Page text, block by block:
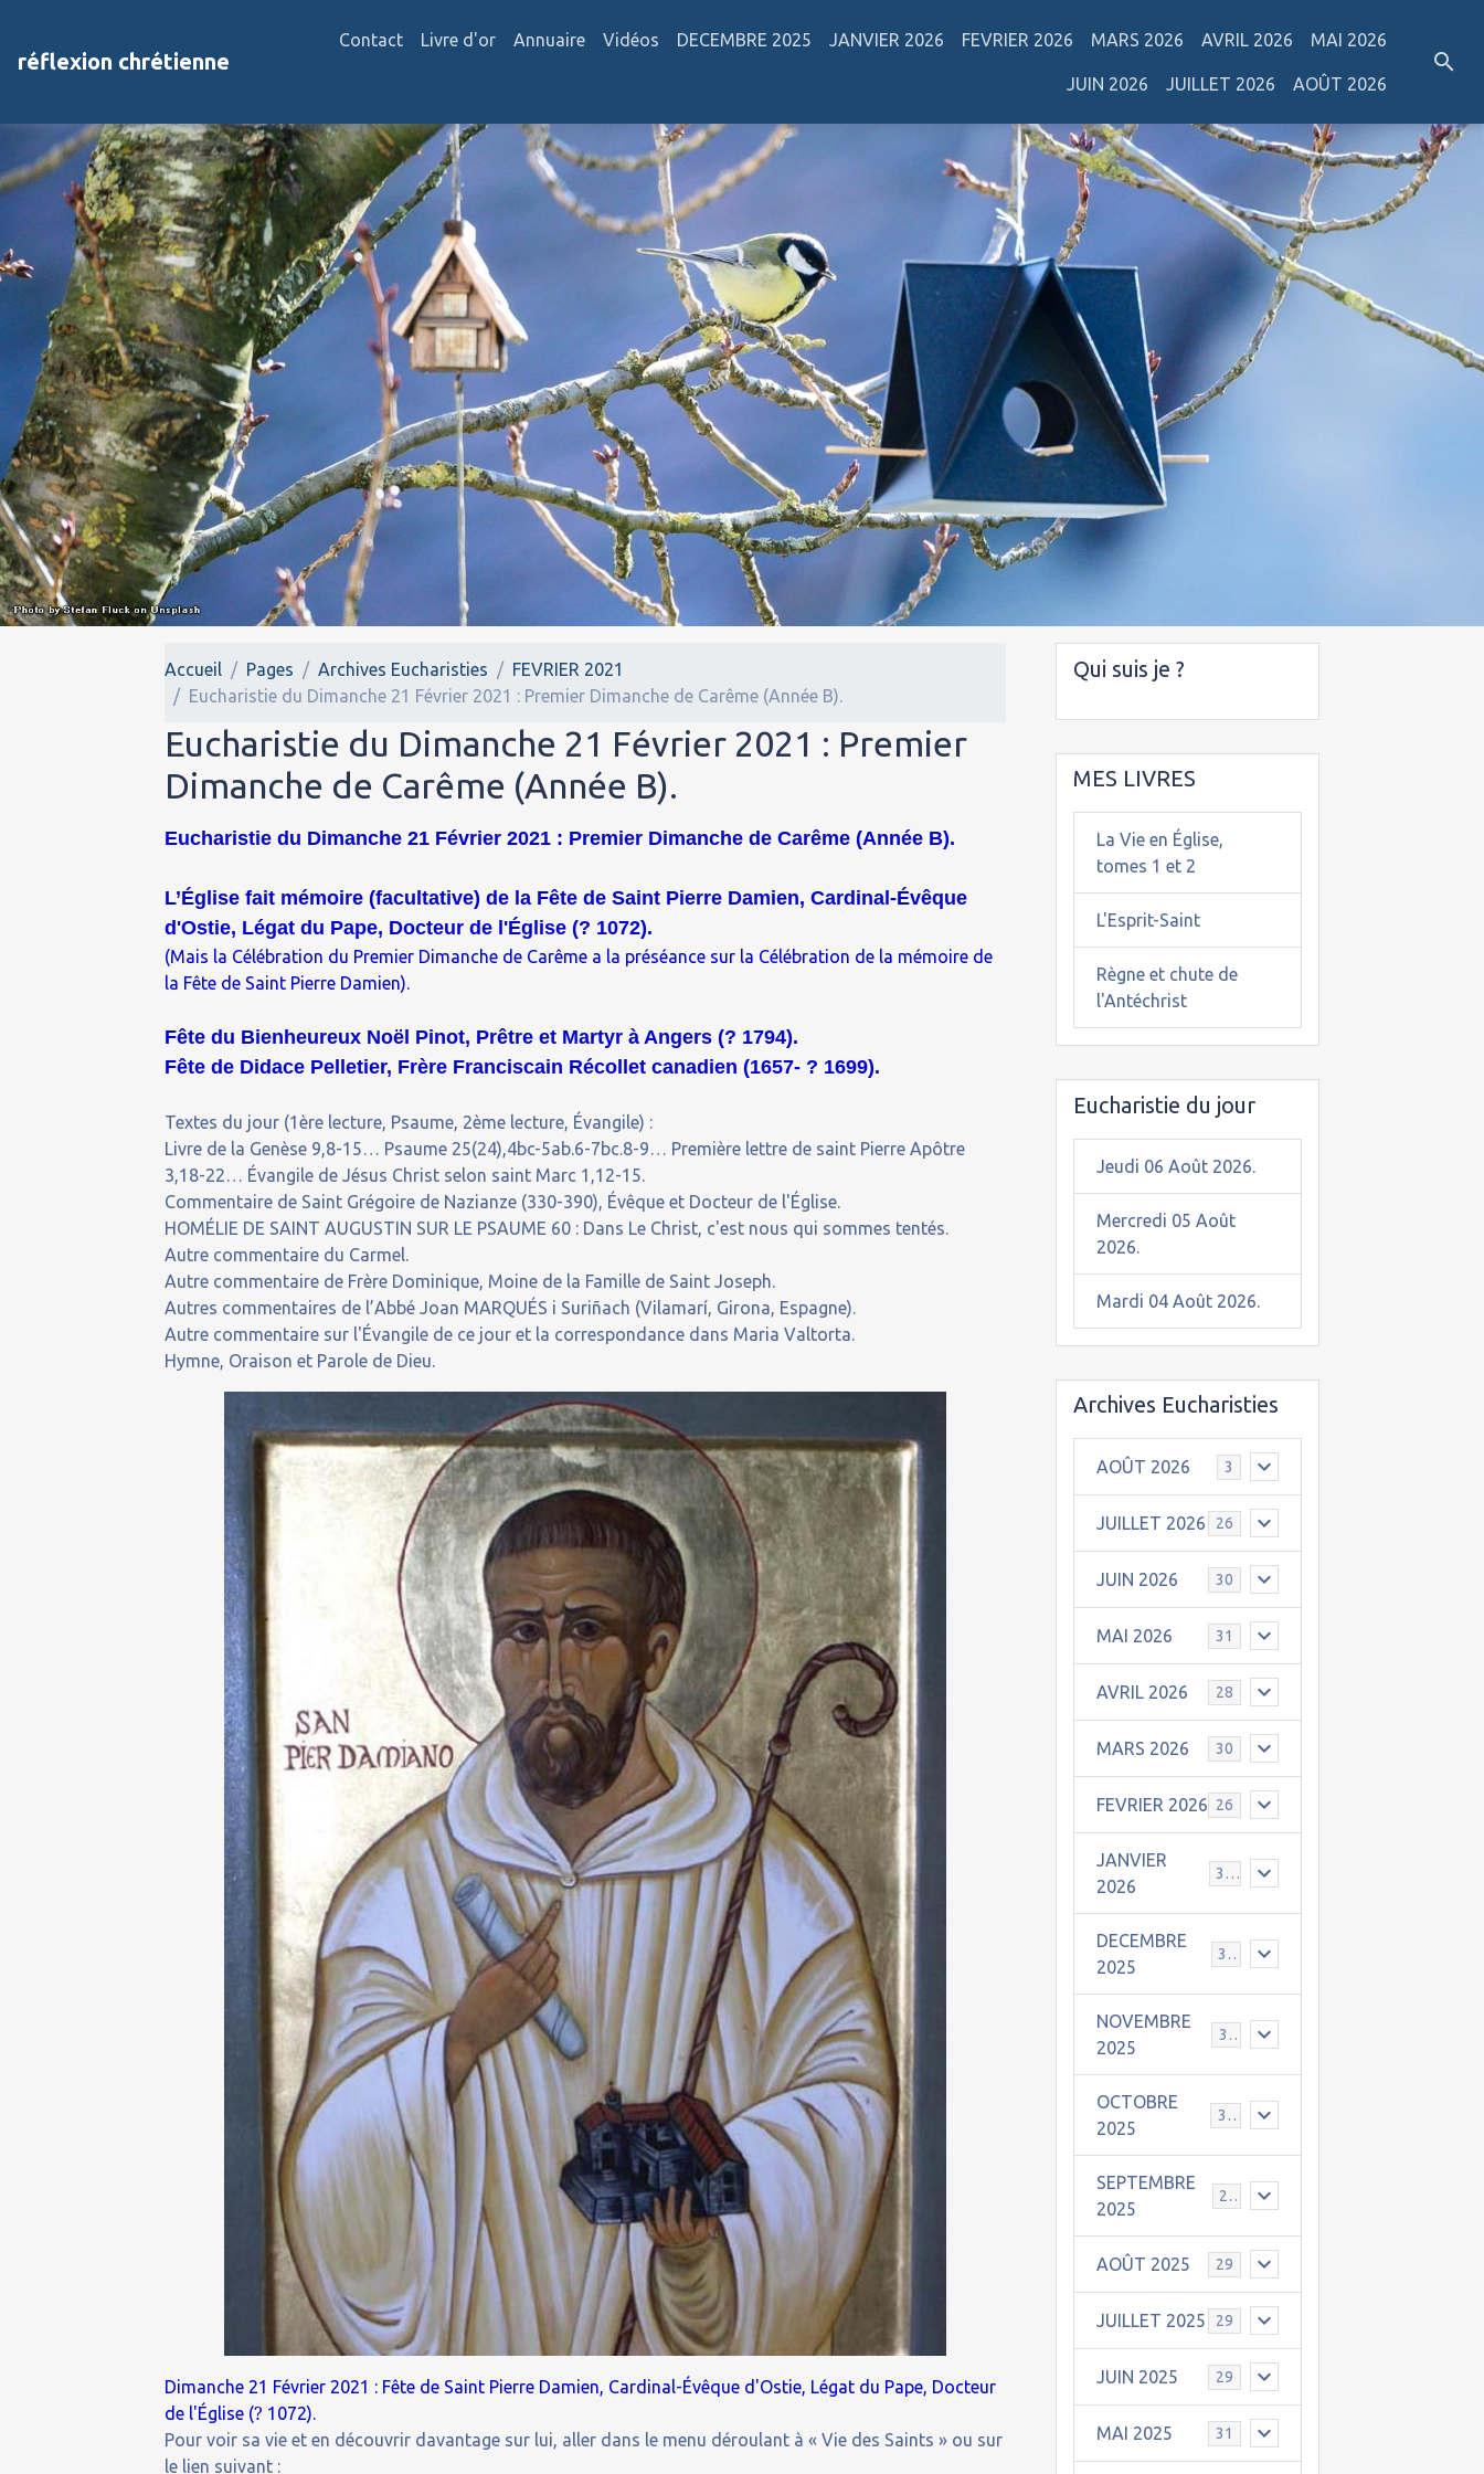
réflexion chrétienne
Contact Livre d'or Annuaire Vidéos DECEMBRE 2025 JANVIER 2026 FEVRIER 2026 MARS 2026 AVRIL 2026 MAI 2026
JUIN 2026 JUILLET 2026 AOÛT 2026
Accueil Pages Archives Eucharisties
FEVRIER 2021
Eucharistie du Dimanche 21 Février 2021 : Premier Dimanche de Carême (Année B).
Eucharistie du Dimanche 21 Février 2021 : Premier
Dimanche de Carême (Année B).
Eucharistie du Dimanche 21 Février 2021 : Premier Dimanche de Carême (Année B).
L’Église fait mémoire (facultative) de la Fête de Saint Pierre Damien, Cardinal-Évêque
d'Ostie, Légat du Pape, Docteur de l'Église (? 1072).
(Mais la Célébration du Premier Dimanche de Carême a la préséance sur la Célébration de la mémoire de
la Fête de Saint Pierre Damien).
Fête du Bienheureux Noël Pinot, Prêtre et Martyr à Angers (? 1794).
Fête de Didace Pelletier, Frère Franciscain Récollet canadien (1657- ? 1699).
Textes du jour (1ère lecture, Psaume, 2ème lecture, Évangile) :
Livre de la Genèse 9,8-15… Psaume 25(24),4bc-5ab.6-7bc.8-9… Première lettre de saint Pierre Apôtre
3,18-22… Évangile de Jésus Christ selon saint Marc 1,12-15.
Commentaire de Saint Grégoire de Nazianze (330-390), Évêque et Docteur de l'Église.
HOMÉLIE DE SAINT AUGUSTIN SUR LE PSAUME 60 : Dans Le Christ, c'est nous qui sommes tentés.
Autre commentaire du Carmel.
Autre commentaire de Frère Dominique, Moine de la Famille de Saint Joseph.
Autres commentaires de l’Abbé Joan MARQUÉS i Suriñach (Vilamarí, Girona, Espagne).
Autre commentaire sur l'Évangile de ce jour et la correspondance dans Maria Valtorta.
Hymne, Oraison et Parole de Dieu.
Dimanche 21 Février 2021 : Fête de Saint Pierre Damien, Cardinal-Évêque d'Ostie, Légat du Pape, Docteur
de l'Église (? 1072).
Pour voir sa vie et en découvrir davantage sur lui, aller dans le menu déroulant à « Vie des Saints » ou sur
le lien suivant :
Qui suis je ?
MES LIVRES
La Vie en Église,
tomes 1 et 2
L'Esprit-Saint
Règne et chute de
l'Antéchrist
Eucharistie du jour
Jeudi 06 Août 2026.
Mercredi 05 Août
2026.
Mardi 04 Août 2026.
Archives Eucharisties
AOÛT 2026 3
JUILLET 2026 26
JUIN 2026 30
MAI 2026 31
AVRIL 2026 28
MARS 2026 30
FEVRIER 2026 26
JANVIER
2026
31
DECEMBRE
2025
30
NOVEMBRE
2025
30
OCTOBRE
2025
31
SEPTEMBRE
2025
25
AOÛT 2025 29
JUILLET 2025 29
JUIN 2025 29
MAI 2025 31